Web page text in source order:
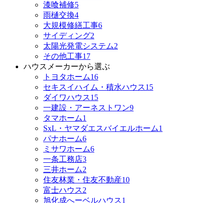
漆喰補修5
雨樋交換4
大規模修繕工事6
サイディング2
太陽光発電システム2
その他工事17
ハウスメーカーから選ぶ
トヨタホーム16
セキスイハイム・積水ハウス15
ダイワハウス15
一建設・アーネストワン9
タマホーム1
SxL・ヤマダエスバイエルホーム1
パナホーム6
ミサワホーム6
一条工務店3
三井ホーム2
住友林業・住友不動産10
富士ハウス2
旭化成へーベルハウス1